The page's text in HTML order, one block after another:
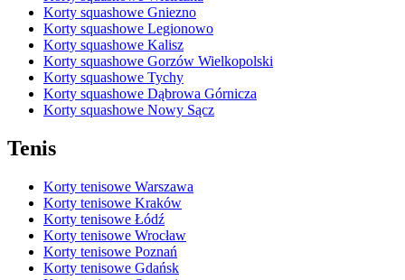
Korty squashowe Gniezno
Korty squashowe Legionowo
Korty squashowe Kalisz
Korty squashowe Gorzów Wielkopolski
Korty squashowe Tychy
Korty squashowe Dąbrowa Górnicza
Korty squashowe Nowy Sącz
Tenis
Korty tenisowe Warszawa
Korty tenisowe Kraków
Korty tenisowe Łódź
Korty tenisowe Wrocław
Korty tenisowe Poznań
Korty tenisowe Gdańsk